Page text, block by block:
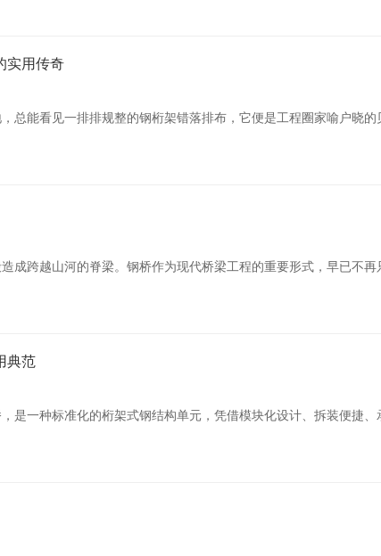
实用传奇
总能看见一排排规整的钢桁架错落排布，它便是工程圈家喻户晓
成跨越山河的脊梁。钢桥作为现代桥梁工程的重要形式，早已不
典范
是一种标准化的桁架式钢结构单元，凭借模块化设计、拆装便捷